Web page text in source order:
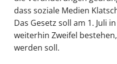
dass soziale Medien
Das Gesetz soll am 1. Juli
weiterhin Zweifel
werden soll.